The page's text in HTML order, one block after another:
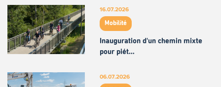
16.07.2026
Mobilité
Inauguration d'un chemin mixte
pour piét…
06.07.2026